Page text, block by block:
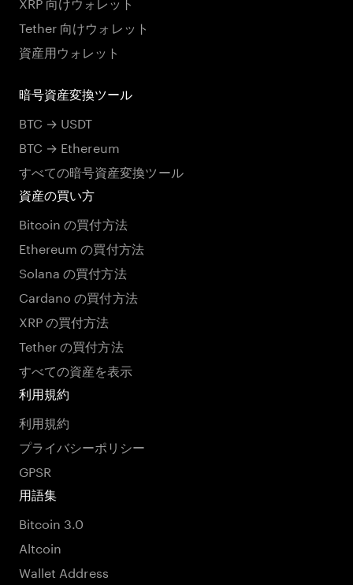
Tether 向けウォレット
資産用ウォレット
暗号資産変換ツール
BTC → USDT
BTC → Ethereum
すべての暗号資産変換ツール
資産の買い方
Bitcoin の買付方法
Ethereum の買付方法
Solana の買付方法
Cardano の買付方法
XRP の買付方法
Tether の買付方法
すべての資産を表示
利用規約
利用規約
プライバシーポリシー
GPSR
用語集
Bitcoin 3.0
Altcoin
Wallet Address